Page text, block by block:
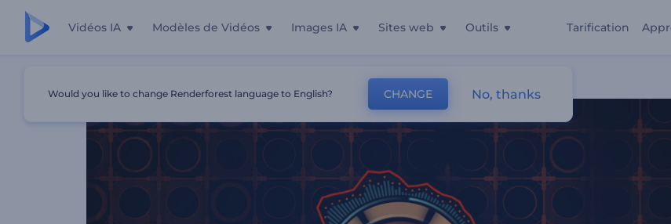
Vidéos IA Modèles de Vidéos Images IA Sites web Outils Tarification
Visualiseur De Musique À Spectre Audio Plat
Would you like to change Renderforest language to English? CHANGE No, thanks